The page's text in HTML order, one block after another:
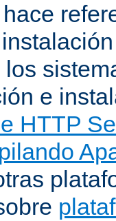
e
HTTP